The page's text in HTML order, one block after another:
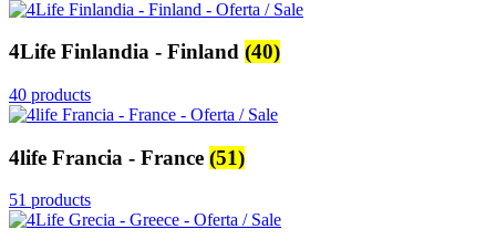
4Life Finlandia - Finland (40)
40 products
4life Francia - France (51)
51 products